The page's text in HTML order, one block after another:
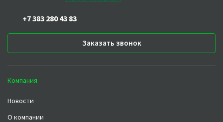
+7 383 280 43 83
Заказать звонок
Компания
Новости
О компании